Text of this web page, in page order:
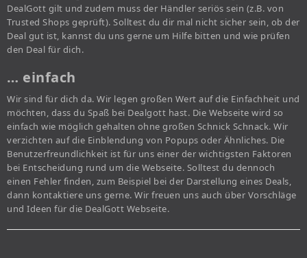
DealGott gilt und zudem muss der Händler seriös sein (z.B. von
Trusted Shops geprüft). Solltest du dir mal nicht sicher sein, ob der
Deal gut ist, kannst du uns gerne um Hilfe bitten und wie prüfen
den Deal für dich.
… einfach
Wir sind für dich da. Wir legen großen Wert auf die Einfachheit und
möchten, dass du Spaß bei Dealgott hast. Die Webseite wird so
einfach wie möglich gehalten ohne großen Schnick Schnack. Wir
verzichten auf die Einblendung von Popups oder Ähnliches. Die
Benutzerfreundlichkeit ist für uns einer der wichtigsten Faktoren
bei Entscheidung rund um die Webseite. Solltest du dennoch
einen Fehler finden, zum Beispiel bei der Darstellung eines Deals,
dann kontaktiere uns gerne. Wir freuen uns auch über Vorschläge
und Ideen für die DealGott Webseite.